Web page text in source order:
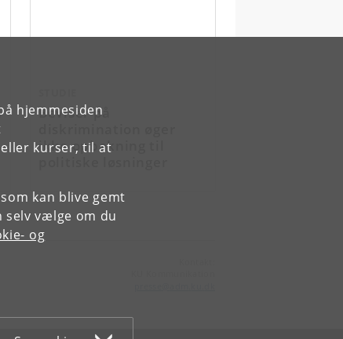
hjemmesiden
kurser, til at
kan blive gemt
vælge om du
og
Beviser på
ikke opbakning til